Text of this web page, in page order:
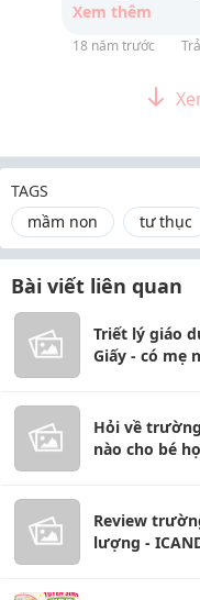
Xem thêm
18 năm trước
TAGS
mầm non
tư thục
Bài viết liên quan
Triết lý giáo
Giấy - có mẹ
Hỏi về
nào cho bé
Review
lượng -